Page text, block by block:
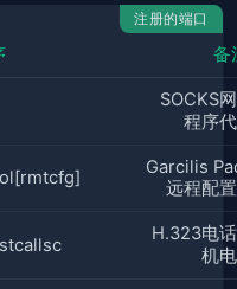
注册的端口
备
SOCKS
程序
Garcilis
远程配
H.323电
机